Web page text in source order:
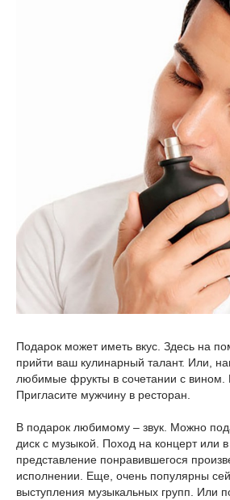
Подарок может иметь вкус. Здесь на
прийти ваш кулинарный талант. Или,
любимые фрукты в сочетании с вином.
Пригласите мужчину в ресторан.
В подарок любимому – звук. Можно
диск с музыкой. Поход на концерт или в
представление понравившегося
исполнении. Еще, очень популярны
выступления музыкальных групп. Или